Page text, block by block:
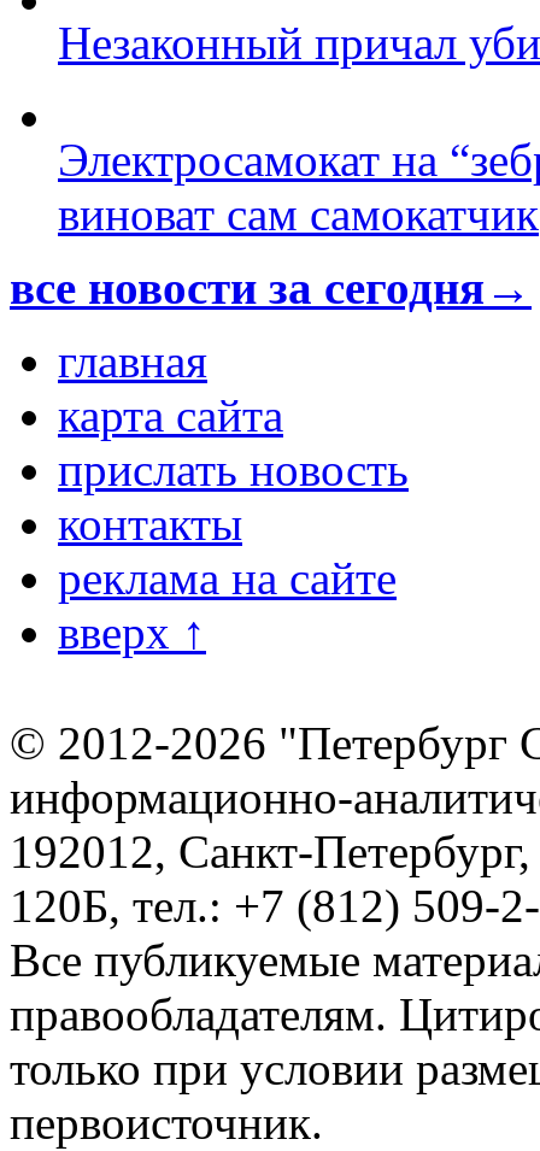
Незаконный причал
Электросамокат на
виноват сам самокатчик
все новости за сегодня→
главная
карта сайта
прислать новость
контакты
реклама на сайте
вверх ↑
© 2012-2026 "Петербург
информационно-
192012, Санкт-
120Б, тел.: +7 (812) 509-
Все публикуемые
правообладателям.
только при условии
первоисточник.